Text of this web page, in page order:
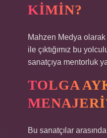
KIMIN?
Mahzen Medya
ile çıktığımız bu
sanatçıya mentorluk
TOLGA
Bu sanatçılar